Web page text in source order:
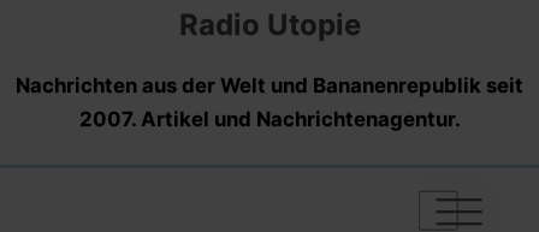
Radio Utopie
Nachrichten aus der Welt und Bananenrepublik seit
2007. Artikel und Nachrichtenagentur.
|
|
|